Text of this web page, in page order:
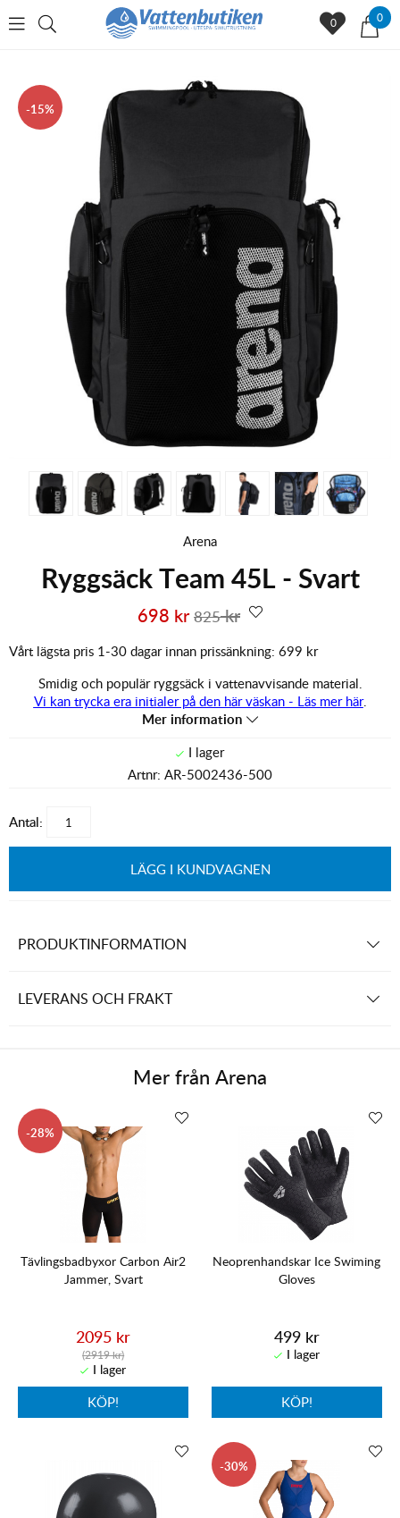
0
0
15
Arena
Ryggsäck Team 45L - Svart
825kr
698 kr
Vårt lägsta pris 1-30 dagar innan prissänkning: 699 kr
Smidig och populär ryggsäck i vattenavvisande material.
Vi kan trycka era initialer på den här väskan - Läs mer här.
Mer information
Artnr: AR-5002436-500
Antal:
LÄGG I KUNDVAGNEN
PRODUKTINFORMATION
LEVERANS OCH FRAKT
Mer från Arena
28
Tävlingsbadbyxor Carbon Air2
Jammer, Svart
2095 kr
(2919 kr)
KÖP!
Neoprenhandskar Ice Swiming
Gloves
499 kr
KÖP!
30